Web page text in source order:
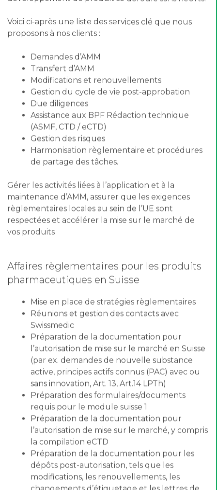
Voici ci-après une liste des services clé que nous
proposons à nos clients :
Demandes d’AMM
Transfert d’AMM
Modifications et renouvellements
Gestion du cycle de vie post-approbation
Due diligences
Assistance aux BPF Rédaction technique
(ASMF, CTD / eCTD)
Gestion des risques
Harmonisation règlementaire et procédures
de partage des tâches.
Gérer les activités liées à l’application et à la
maintenance d’AMM, assurer que les exigences
règlementaires locales au sein de l’UE sont
respectées et accélérer la mise sur le marché de
vos produits
Affaires règlementaires pour les produits
pharmaceutiques en Suisse
Mise en place de stratégies règlementaires
Réunions et gestion des contacts avec
Swissmedic
Préparation de la documentation pour
l’autorisation de mise sur le marché en Suisse
(par ex. demandes de nouvelle substance
active, principes actifs connus (PAC) avec ou
sans innovation, Art. 13, Art.14 LPTh)
Préparation des formulaires/documents
requis pour le module suisse 1
Préparation de la documentation pour
l’autorisation de mise sur le marché, y compris
la compilation eCTD
Préparation de la documentation pour les
dépôts post-autorisation, tels que les
modifications, les renouvellements, les
changements d’étiquetage et les lettres de